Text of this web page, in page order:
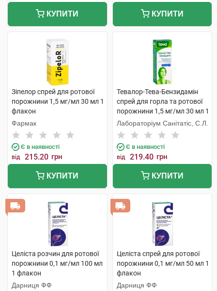
КУПИТИ КУПИТИ
Зіпелор спрей для ротової
порожнини 1,5 мг/мл 30 мл 1
флакон
Фармак
Є в наявності
від 215.20 грн
КУПИТИ
Тевалор-Тева-Бензидамін
спрей для горла та ротової
порожнини 1,5 мг/мл 30 мл 1
флакон
Лабораторіум Санітатіс, С.Л.
Є в наявності
від 219.40 грн
КУПИТИ
Целіста розчин для ротової
порожнини 0,1 мг/мл 100 мл
1 флакон
Дарниця ФФ
Целіста спрей для ротової
порожнини 0,1 мг/мл 50 мл 1
флакон
Дарниця ФФ